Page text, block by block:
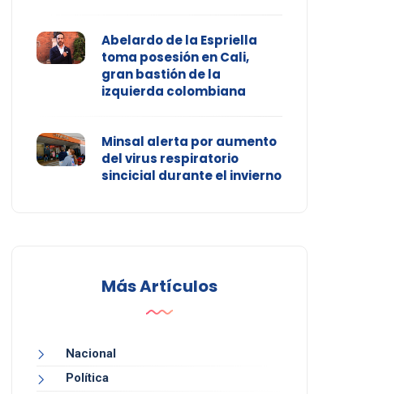
Abelardo de la Espriella
toma posesión en Cali,
gran bastión de la
izquierda colombiana
Minsal alerta por aumento
del virus respiratorio
sincicial durante el invierno
Más Artículos
Nacional
Política